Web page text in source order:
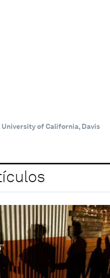
of California, Davis